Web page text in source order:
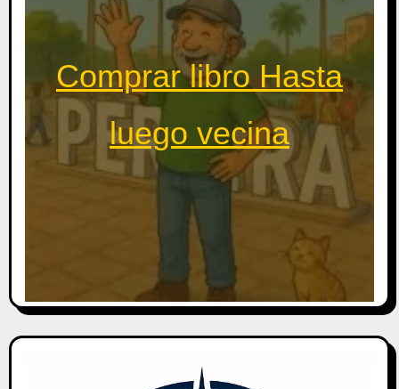
Comprar libro Hasta
luego vecina